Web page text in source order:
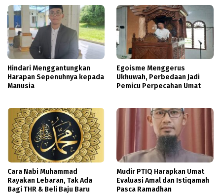
Hindari Menggantungkan
Harapan Sepenuhnya kepada
Manusia
Egoisme Menggerus
Ukhuwah, Perbedaan Jadi
Pemicu Perpecahan Umat
Cara Nabi Muhammad
Rayakan Lebaran, Tak Ada
Bagi THR & Beli Baju Baru
Mudir PTIQ Harapkan Umat
Evaluasi Amal dan Istiqamah
Pasca Ramadhan